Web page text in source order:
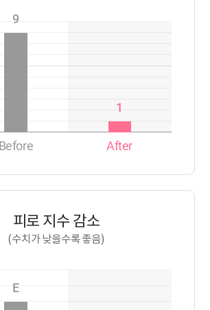
Before
9
After
1
피로 지수 감소
(수치가 낮을수록 좋음)
E